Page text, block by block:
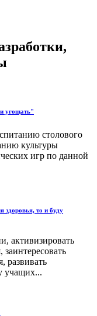
угощать"
столового
культуры
игр по данной
здоровья, то и буду
активизировать
развивать
учащих...